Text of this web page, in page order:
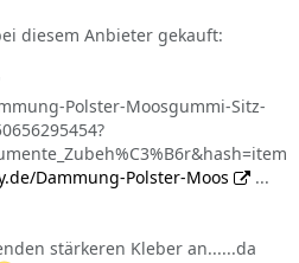
diesem Anbieter gekauft:
Polster-Moosgummi-Sitz-
Dammung-Polster-Moos
...
stärkeren Kleber an......da